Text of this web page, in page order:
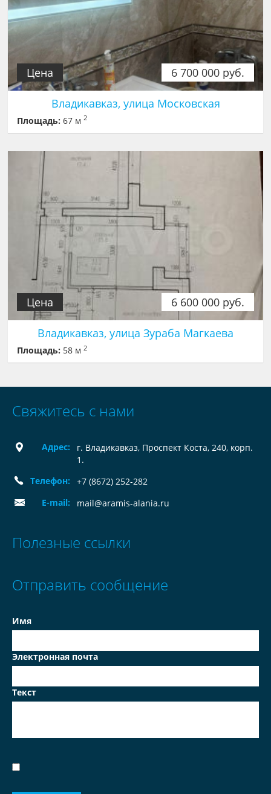
6 700 000 руб.
Цена
Владикавказ, улица Московская
Площадь: 67 м2
6 600 000 руб.
Цена
Владикавказ, улица Зураба Магкаева
Площадь: 58 м2
Свяжитесь с нами
Адрес:
г. Владикавказ, Проспект Коста, 240, корп.
1.
Телефон:
+7 (8672) 252-282
E-mail:
mail@aramis-alania.ru
Полезные ссылки
Отправить сообщение
Имя
Электронная почта
Текст